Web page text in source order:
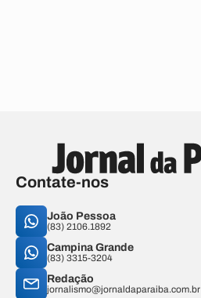
Contate-nos
João Pessoa
(83) 2106.1892
Campina Grande
(83) 3315-3204
Redação
jornalismo@jornaldaparaiba.com.br